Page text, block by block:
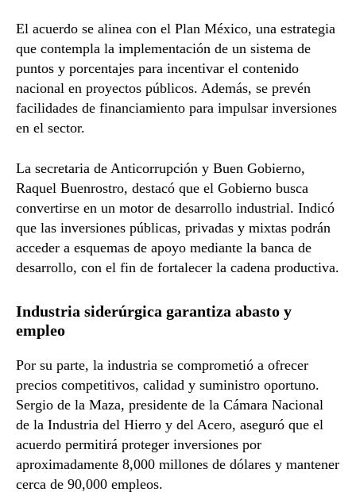
El acuerdo se alinea con el Plan México, una estrategia
que contempla la implementación de un sistema de
puntos y porcentajes para incentivar el contenido
nacional en proyectos públicos. Además, se prevén
facilidades de financiamiento para impulsar inversiones
en el sector.
La secretaria de Anticorrupción y Buen Gobierno,
Raquel Buenrostro, destacó que el Gobierno busca
convertirse en un motor de desarrollo industrial. Indicó
que las inversiones públicas, privadas y mixtas podrán
acceder a esquemas de apoyo mediante la banca de
desarrollo, con el fin de fortalecer la cadena productiva.
Industria siderúrgica garantiza abasto y
empleo
Por su parte, la industria se comprometió a ofrecer
precios competitivos, calidad y suministro oportuno.
Sergio de la Maza, presidente de la Cámara Nacional
de la Industria del Hierro y del Acero, aseguró que el
acuerdo permitirá proteger inversiones por
aproximadamente 8,000 millones de dólares y mantener
cerca de 90,000 empleos.